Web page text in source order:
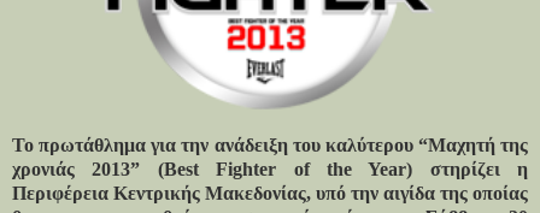
Το πρωτάθλημα για την ανάδειξη του καλύτερου “Μαχητή της
χρονιάς 2013” (Best Fighter of the Year) στηρίζει η
Περιφέρεια Κεντρικής Μακεδονίας, υπό την αιγίδα της οποίας